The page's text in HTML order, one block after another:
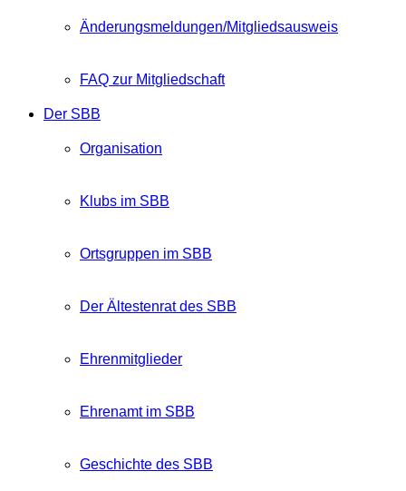
Änderungsmeldungen/Mitgliedsausweis
FAQ zur Mitgliedschaft
Der SBB
Organisation
Klubs im SBB
Ortsgruppen im SBB
Der Ältestenrat des SBB
Ehrenmitglieder
Ehrenamt im SBB
Geschichte des SBB